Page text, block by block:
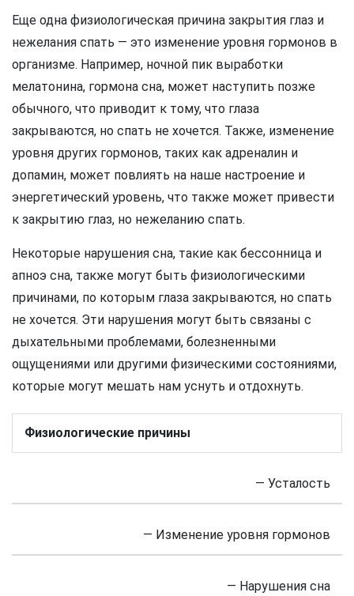
Еще одна физиологическая причина закрытия глаз и
нежелания спать — это изменение уровня гормонов в
организме. Например, ночной пик выработки
мелатонина, гормона сна, может наступить позже
обычного, что приводит к тому, что глаза
закрываются, но спать не хочется. Также, изменение
уровня других гормонов, таких как адреналин и
допамин, может повлиять на наше настроение и
энергетический уровень, что также может привести
к закрытию глаз, но нежеланию спать.
Некоторые нарушения сна, такие как бессонница и
апноэ сна, также могут быть физиологическими
причинами, по которым глаза закрываются, но спать
не хочется. Эти нарушения могут быть связаны с
дыхательными проблемами, болезненными
ощущениями или другими физическими состояниями,
которые могут мешать нам уснуть и отдохнуть.
Физиологические причины
— Усталость
— Изменение уровня гормонов
— Нарушения сна